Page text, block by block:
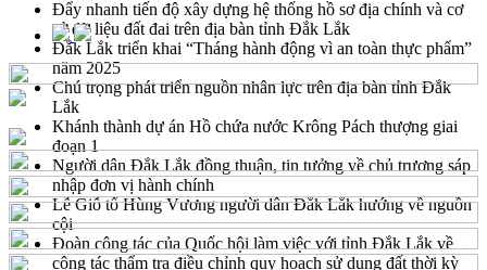
Đẩy nhanh tiến độ xây dựng hệ thống hồ sơ địa chính và cơ
sở dữ liệu đất đai trên địa bàn tỉnh Đắk Lắk
Đắk Lắk triển khai “Tháng hành động vì an toàn thực phẩm”
năm 2025
Chú trọng phát triển nguồn nhân lực trên địa bàn tỉnh Đắk
Lắk
Khánh thành dự án Hồ chứa nước Krông Pách thượng giai
đoạn 1
Người dân Đắk Lắk đồng thuận, tin tưởng về chủ trương sáp
nhập đơn vị hành chính
Lễ Giỗ tổ Hùng Vương người dân Đắk Lắk hướng về nguồn
cội
Đoàn công tác của Quốc hội làm việc với tỉnh Đắk Lắk về
công tác thẩm tra điều chỉnh quy hoạch sử dụng đất thời kỳ